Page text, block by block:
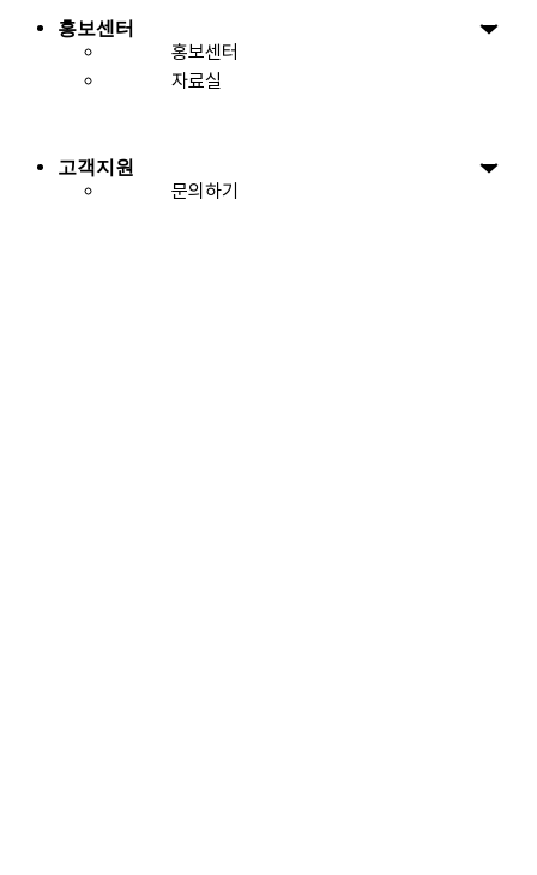
홍보센터
홍보센터
자료실
고객지원
문의하기